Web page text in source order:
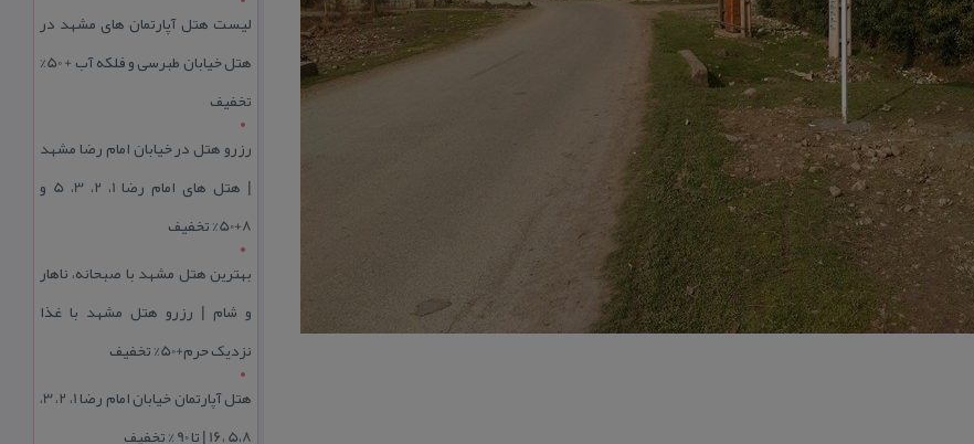
لیست هتل آپارتمان های مشهد در
هتل خیابان طبرسی و فلکه آب + 50%
تخفیف
رزرو هتل در خیابان امام رضا مشهد
| هتل‌ های امام رضا 1، 2، 3، 5 و
8+50% تخفیف
بهترین هتل مشهد با صبحانه، ناهار
و شام | رزرو هتل مشهد با غذا
نزدیک حرم+50% تخفیف
هتل آپارتمان خیابان امام رضا 1، 2، 3،
5،8 ،16 | تا 90 % تخفیف